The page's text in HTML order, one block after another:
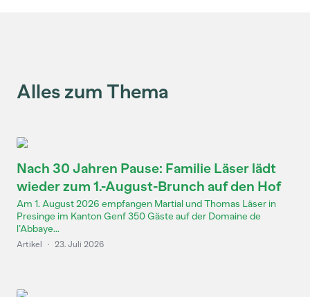
Alles zum Thema
Nach 30 Jahren Pause: Familie Läser lädt
wieder zum 1.-August-Brunch auf den Hof
Am 1. August 2026 empfangen Martial und Thomas Läser in
Presinge im Kanton Genf 350 Gäste auf der Domaine de
l’Abbaye...
Artikel · 23. Juli 2026